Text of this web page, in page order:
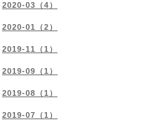
2020-03（4）
2020-01（2）
2019-11（1）
2019-09（1）
2019-08（1）
2019-07（1）